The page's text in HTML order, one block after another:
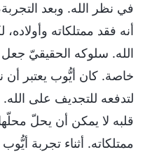
في نظر الله. وبعد
أنه فقد ممتلكاته
الله. سلوكه الحقيقيّ جعل
خاصة. كان أيُّوب يعتبر أن
لتدفعه للتجديف على
قلبه لا يمكن أن يحلّ
ممتلكاته. أثناء تجربة